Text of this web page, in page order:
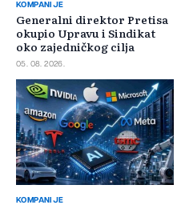
KOMPANIJE
Generalni direktor Pretisa
okupio Upravu i Sindikat
oko zajedničkog cilja
05. 08. 2026.
KOMPANIJE